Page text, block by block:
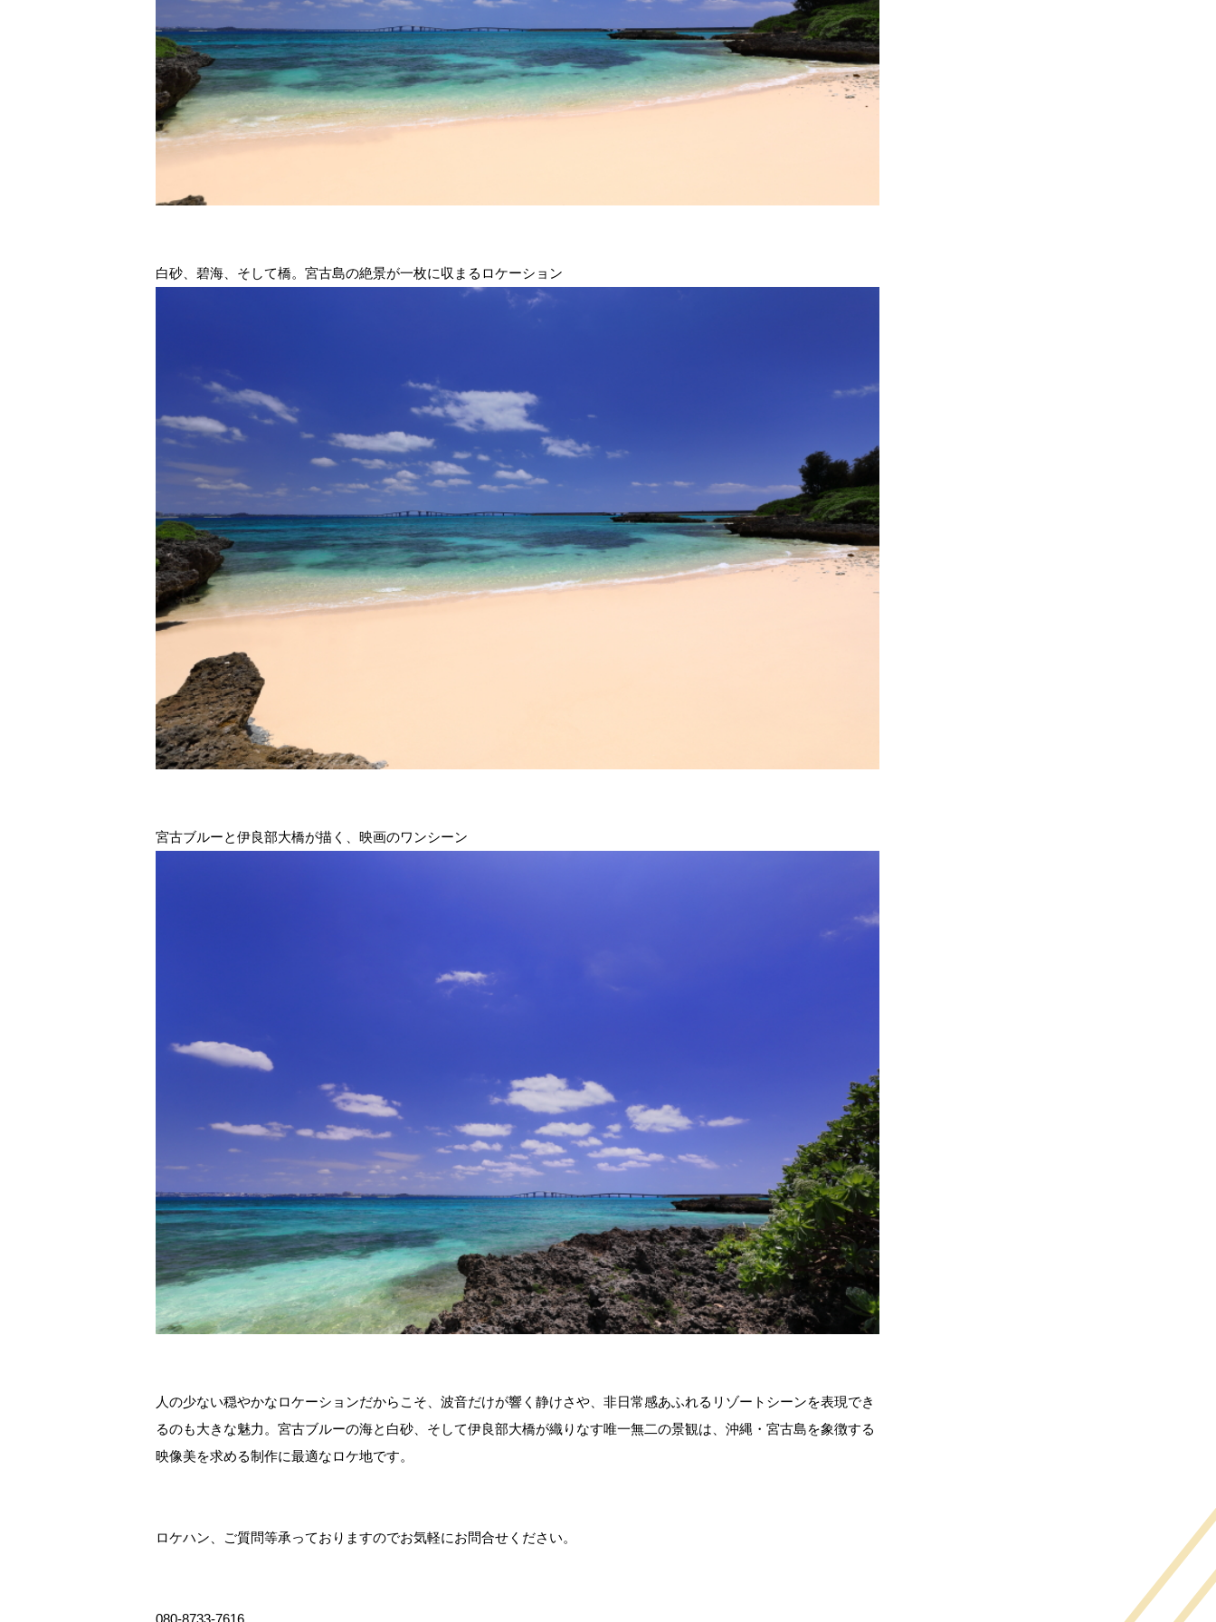
白砂、碧海、そして橋。宮古島の絶景が一枚に収まるロケーション
宮古ブルーと伊良部大橋が描く、映画のワンシーン
人の少ない穏やかなロケーションだからこそ、波音だけが響く静けさや、非日常感あふれるリゾートシーンを表現でき
るのも大きな魅力。宮古ブルーの海と白砂、そして伊良部大橋が織りなす唯一無二の景観は、沖縄・宮古島を象徴する
映像美を求める制作に最適なロケ地です。
ロケハン、ご質問等承っておりますのでお気軽にお問合せください。
080-8733-7616